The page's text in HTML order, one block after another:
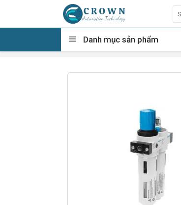
content
for:
Danh mục sản phẩm